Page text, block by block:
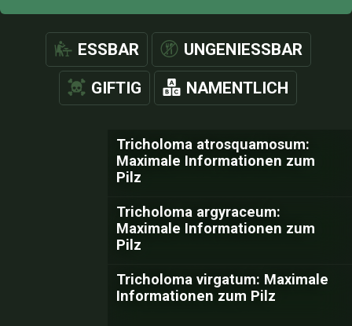
ESSBAR UNGENIESSBAR
GIFTIG NAMENTLICH
Tricholoma atrosquamosum:
Maximale Informationen zum
Pilz
Tricholoma argyraceum:
Maximale Informationen zum
Pilz
Tricholoma virgatum: Maximale
Informationen zum Pilz